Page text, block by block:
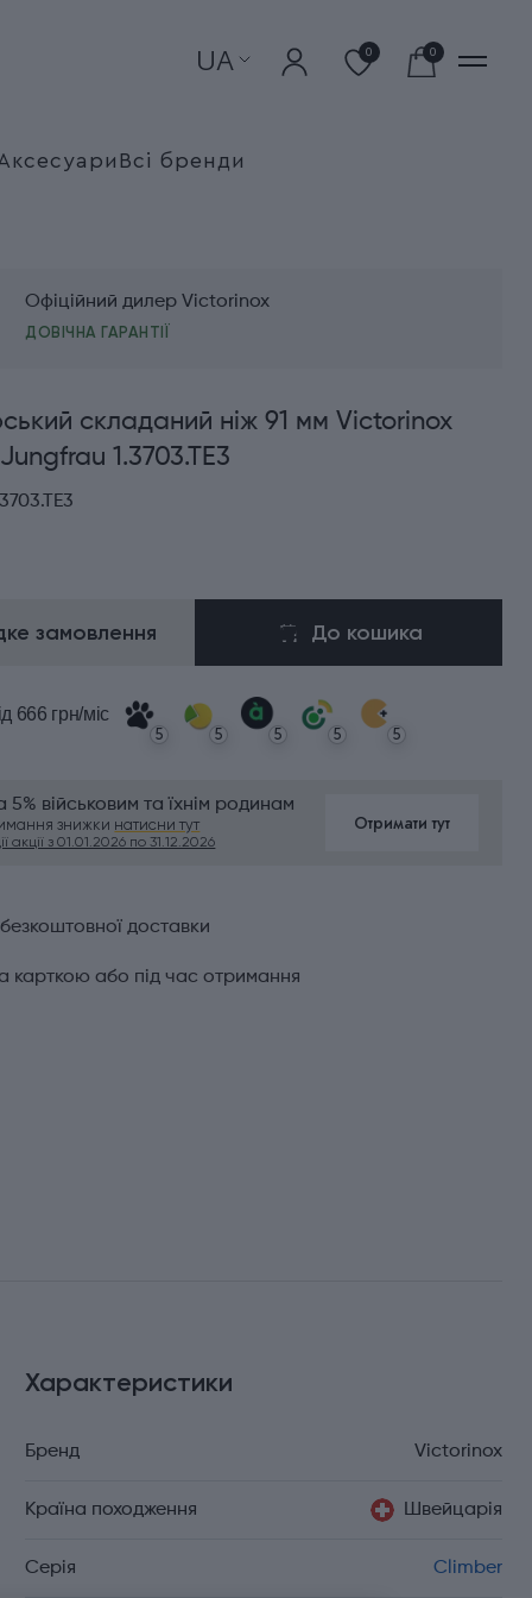
UA 0 0
Всі бренди
Офіційний дилер Victorinox
ДОВІЧНА ГАРАНТІЇ
складаний ніж 91 мм Victorinox
1.3703.TE3
замовлення До кошика
666 грн/міс
5 5 5 5 5
5% військовим та їхнім родинам
знижки натисни тут
акції з 01.01.2026 по 31.12.2026
Отримати тут
доставки
карткою або під час отримання
Характеристики
Бренд Victorinox
Країна походження Швейцарія
Серія Climber